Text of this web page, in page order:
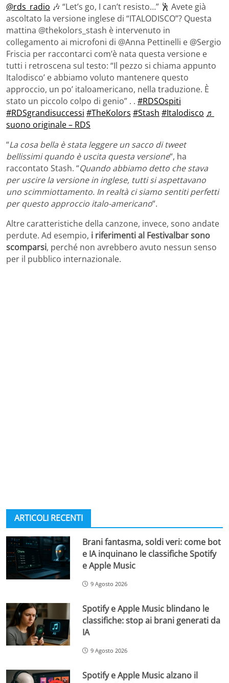
@rds_radio 🎶 “Let’s go, I can’t resisto…” 🕺 Avete già
ascoltato la versione inglese di “ITALODISCO”? Questa
mattina @thekolors_stash è intervenuto in
collegamento ai microfoni di @Anna Pettinelli e @Sergio
Friscia per raccontarci com’è nata questa versione e
tutti i retroscena sul testo: “Il pezzo si chiama appunto
Italodisco’ e abbiamo voluto mantenere questo
approccio, un po’ italoamericano, nella traduzione. È
stato un piccolo colpo di genio” . . #RDSOspiti
#RDSgrandisuccessi #TheKolors #Stash #Italodisco ♬
suono originale – RDS
“La cosa bella è stata leggere un sacco di tweet
bellissimi quando è uscita questa versione“, ha
raccontato Stash. “Quando abbiamo detto che stava
per uscire la versione in inglese, tutti si aspettavano
uno scimmiottamento. In realtà ci siamo sentiti perfetti
per questo approccio italo-americano“.
Altre caratteristiche della canzone, invece, sono andate
perdute. Ad esempio, i riferimenti al Festivalbar sono
scomparsi, perché non avrebbero avuto nessun senso
per il pubblico internazionale.
ARTICOLI RECENTI
Brani fantasma, soldi veri: come bot
e IA inquinano le classifiche Spotify
e Apple Music
9 Agosto 2026
Spotify e Apple Music blindano le
classifiche: stop ai brani generati da
IA
9 Agosto 2026
Spotify e Apple Music alzano il